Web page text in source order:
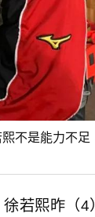
不是能力不
若熙昨（